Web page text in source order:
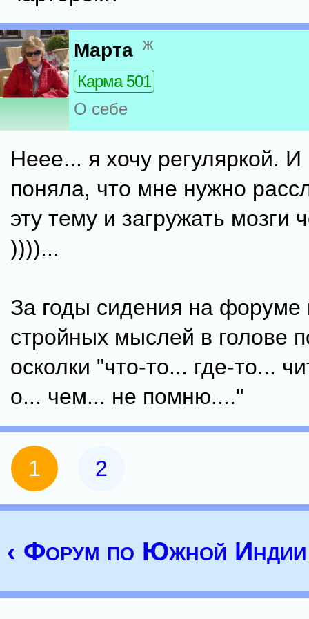
Марта ж
Карма 501
О себе
Неее... я хочу регуляркой. И
поняла, что мне нужно
эту тему и загружать мозги
))))...
За годы сидения на форуме
стройных мыслей в голове
осколки "что-то... где-то...
о... чем... не помню...."
1 2
‹ Форум по Южной